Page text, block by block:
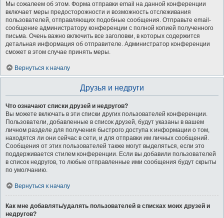
Мы сожалеем об этом. Форма отправки email на данной конференции
включает меры предосторожности и возможность отслеживания
пользователей, отправляющих подобные сообщения. Отправьте email-
сообщение администратору конференции с полной копией полученного
письма. Очень важно включить все заголовки, в которых содержится
детальная информация об отправителе. Администратор конференции
сможет в этом случае принять меры.
Вернуться к началу
Друзья и недруги
Что означают списки друзей и недругов?
Вы можете включать в эти списки других пользователей конференции.
Пользователи, добавленные в список друзей, будут указаны в вашем
личном разделе для получения быстрого доступа к информации о том,
находятся ли они сейчас в сети, и для отправки им личных сообщений.
Сообщения от этих пользователей также могут выделяться, если это
поддерживается стилем конференции. Если вы добавили пользователей
в список недругов, то любые отправленные ими сообщения будут скрыты
по умолчанию.
Вернуться к началу
Как мне добавлять/удалять пользователей в списках моих друзей и
недругов?